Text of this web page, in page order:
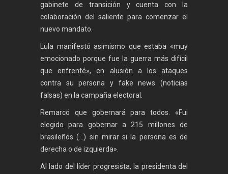
gabinete de transición y cuenta con la
colaboración del saliente para comenzar el
nuevo mandato.
Lula manifestó asimismo que estaba «muy
emocionado porque fue la guerra más difícil
que enfrenté», en alusión a los ataques
contra su persona y fake news (noticias
falsas) en la campaña electoral.
Remarcó que gobernará para todos. «Fui
elegido para gobernar a 215 millones de
brasileños (…) sin mirar si la persona es de
derecha o de izquierda».
Al lado del líder progresista, la presidenta del